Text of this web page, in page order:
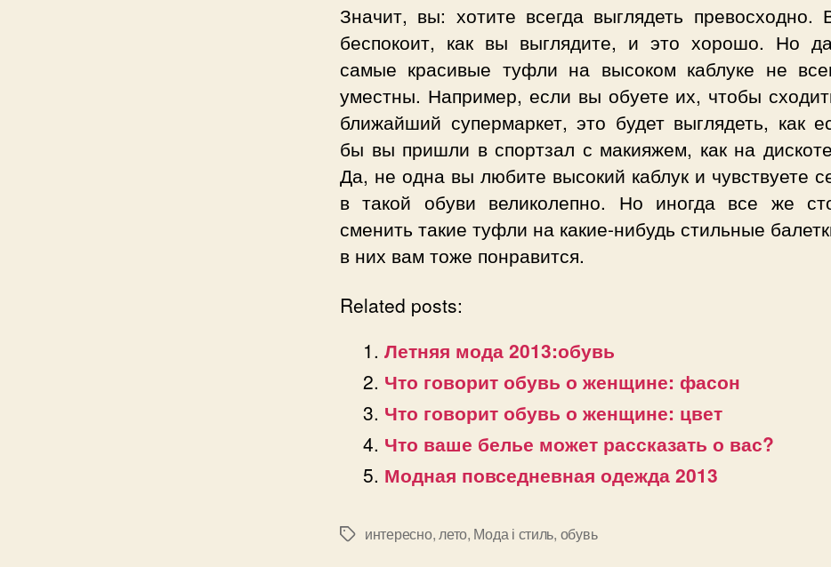
Значит, вы: хотите всегда выглядеть превосходно.
беспокоит, как вы выглядите, и это хорошо. Но
самые красивые туфли на высоком каблуке не
уместны. Например, если вы обуете их, чтобы
ближайший супермаркет, это будет выглядеть, как
бы вы пришли в спортзал с макияжем, как на
Да, не одна вы любите высокий каблук и чувствуете
в такой обуви великолепно. Но иногда все же
сменить такие туфли на какие-нибудь стильные
в них вам тоже понравится.
Related posts:
Летняя мода 2013:обувь
Что говорит обувь о женщине: фасон
Что говорит обувь о женщине: цвет
Что ваше белье может рассказать о вас?
Модная повседневная одежда 2013
Позначки
интересно,лето, Мода і стиль, обувь